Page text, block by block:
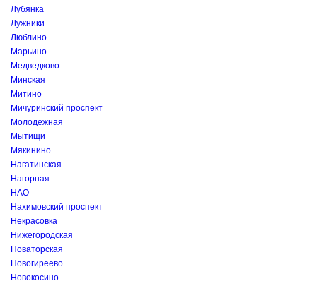
Лубянка
Лужники
Люблино
Марьино
Медведково
Минская
Митино
Мичуринский проспект
Молодежная
Мытищи
Мякинино
Нагатинская
Нагорная
НАО
Нахимовский проспект
Некрасовка
Нижегородская
Новаторская
Новогиреево
Новокосино